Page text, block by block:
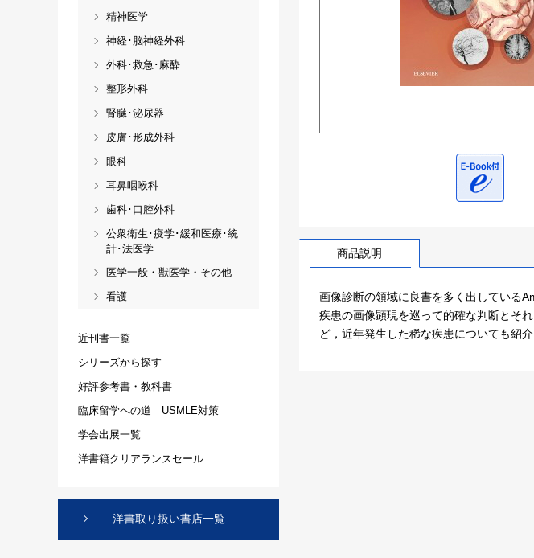
商品説明
画像診断の領域に良書を多く出している
疾患の画像顕現を巡って的確な判断とそ
ど，近年発生した稀な疾患についても紹
精神医学
神経･脳神経外科
外科･救急･麻酔
整形外科
腎臓･泌尿器
皮膚･形成外科
眼科
耳鼻咽喉科
歯科･口腔外科
公衆衛生･疫学･緩和医療･統
計･法医学
医学一般・獣医学・その他
看護
近刊書一覧
シリーズから探す
好評参考書・教科書
臨床留学への道 USMLE対策
学会出展一覧
洋書籍クリアランスセール
洋書取り扱い書店一覧